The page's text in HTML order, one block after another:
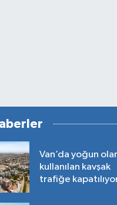
Van’da yoğun
kullanılan kavşak
trafiğe